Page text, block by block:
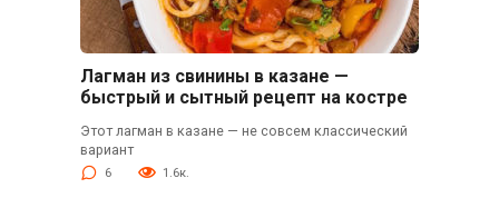
Лагман из свинины в казане —
быстрый и сытный рецепт на костре
Этот лагман в казане — не совсем классический
вариант
6 1.6к.